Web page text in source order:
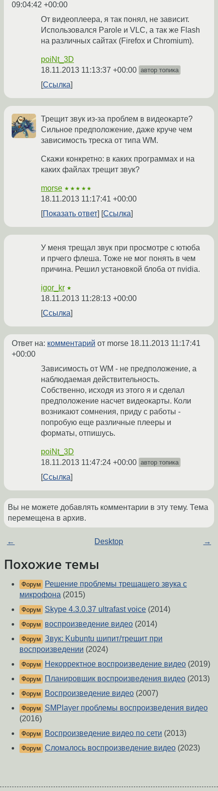
09:04:42 +00:00
От видеоплеера, я так понял, не зависит.
Использовался Parole и VLC, а так же Flash
на различных сайтах (Firefox и Chromium).
poiNt_3D
18.11.2013 11:13:37 +00:00 автор топика
Ссылка
Трещит звук из-за проблем в видеокарте?
Сильное предположение, даже круче чем
зависимость треска от типа WM.
Скажи конкретно: в каких программах и на
каких файлах трещит звук?
morse ★★★★★
18.11.2013 11:17:41 +00:00
Показать ответ
Ссылка
У меня трещал звук при просмотре с ютюба
и прчего флеша. Тоже не мог понять в чем
причина. Решил установкой блоба от nvidia.
igor_kr ★
18.11.2013 11:28:13 +00:00
Ссылка
Ответ на: комментарий от morse 18.11.2013 11:17:41
+00:00
Зависимость от WM - не предположение, а
наблюдаемая действительность.
Собственно, исходя из этого я и сделал
предположение насчет видеокарты. Коли
возникают сомнения, приду с работы -
попробую еще различные плееры и
форматы, отпишусь.
poiNt_3D
18.11.2013 11:47:24 +00:00 автор топика
Ссылка
Вы не можете добавлять комментарии в эту тему. Тема
перемещена в архив.
← Desktop →
Похожие темы
Форум
Решение проблемы трещащего звука c
микрофона (2015)
Форум Skype 4.3.0.37 ultrafast voice (2014)
Форум воспроизведение видео (2014)
Форум Звук: Kubuntu шипит/трещит при
воспроизведении (2024)
Форум Некорректное воспроизведение видео (2019)
Форум Планировщик воспроизведения видео (2013)
Форум Воспроизведение видео (2007)
Форум
SMPlayer проблемы воспроизведения видео
(2016)
Форум Воспроизведение видео по сети (2013)
Форум Сломалось воспроизведение видео (2023)